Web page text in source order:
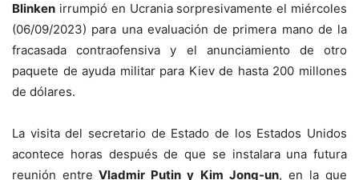
Blinken irrumpió en Ucrania sorpresivamente el miércoles
(06/09/2023) para una evaluación de primera mano de la
fracasada contraofensiva y el anunciamiento de otro
paquete de ayuda militar para Kiev de hasta 200 millones
de dólares.
La visita del secretario de Estado de los Estados Unidos
acontece horas después de que se instalara una futura
reunión entre Vladmir Putin y Kim Jong-un, en la que